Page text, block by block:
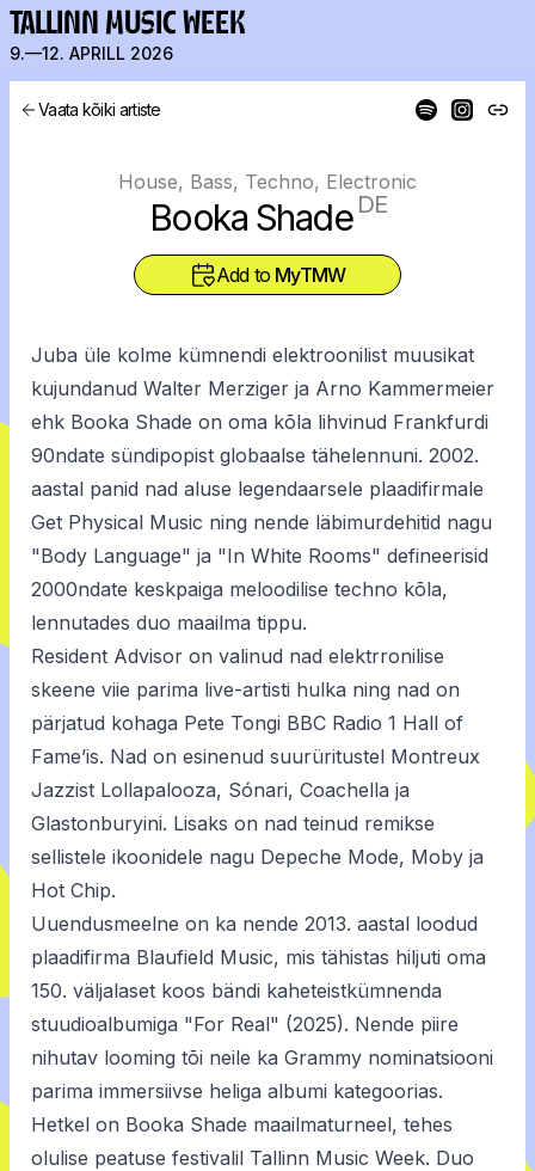
TALLINN MUSIC WEEK
9.—12. APRILL 2026
Vaata kõiki artiste
House, Bass, Techno, Electronic
Booka Shade DE
Add to MyTMW
Juba üle kolme kümnendi elektroonilist muusikat
kujundanud Walter Merziger ja Arno Kammermeier
ehk Booka Shade on oma kõla lihvinud Frankfurdi
90ndate sündipopist globaalse tähelennuni. 2002.
aastal panid nad aluse legendaarsele plaadifirmale
Get Physical Music ning nende läbimurdehitid nagu
"Body Language" ja "In White Rooms" defineerisid
2000ndate keskpaiga meloodilise techno kõla,
lennutades duo maailma tippu.
Resident Advisor on valinud nad elektrronilise
skeene viie parima live-artisti hulka ning nad on
pärjatud kohaga Pete Tongi BBC Radio 1 Hall of
Fame’is. Nad on esinenud suurüritustel Montreux
Jazzist Lollapalooza, Sónari, Coachella ja
Glastonburyini. Lisaks on nad teinud remikse
sellistele ikoonidele nagu Depeche Mode, Moby ja
Hot Chip.
Uuendusmeelne on ka nende 2013. aastal loodud
plaadifirma Blaufield Music, mis tähistas hiljuti oma
150. väljalaset koos bändi kaheteistkümnenda
stuudioalbumiga "For Real" (2025). Nende piire
nihutav looming tõi neile ka Grammy nominatsiooni
parima immersiivse heliga albumi kategoorias.
Hetkel on Booka Shade maailmaturneel, tehes
olulise peatuse festivalil Tallinn Music Week. Duo